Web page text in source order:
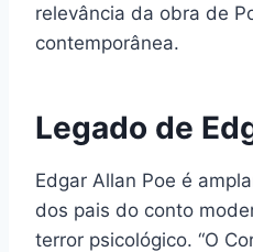
relevância da obra de
contemporânea.
Legado de
Edgar Allan Poe é
dos pais do conto
terror psicológico. “O